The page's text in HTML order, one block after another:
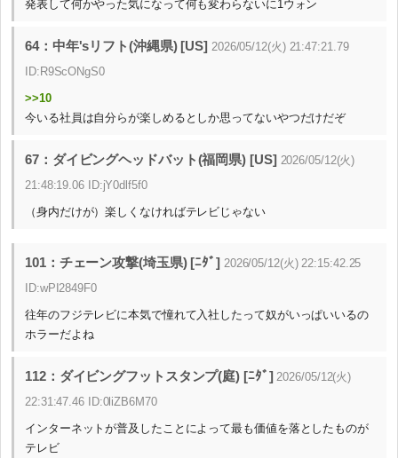
発表して何かやった気になって何も変わらないに1ウォン
64：中年'sリフト(沖縄県) [US] 2026/05/12(火) 21:47:21.79
ID:R9ScONgS0
>>10
今いる社員は自分らが楽しめるとしか思ってないやつだけだぞ
67：ダイビングヘッドバット(福岡県) [US] 2026/05/12(火)
21:48:19.06 ID:jY0dlf5f0
（身内だけが）楽しくなければテレビじゃない
101：チェーン攻撃(埼玉県) [ﾆﾀﾞ] 2026/05/12(火) 22:15:42.25
ID:wPI2849F0
往年のフジテレビに本気で憧れて入社したって奴がいっぱいいるの
ホラーだよね
112：ダイビングフットスタンプ(庭) [ﾆﾀﾞ] 2026/05/12(火)
22:31:47.46 ID:0liZB6M70
インターネットが普及したことによって最も価値を落としたものが
テレビ